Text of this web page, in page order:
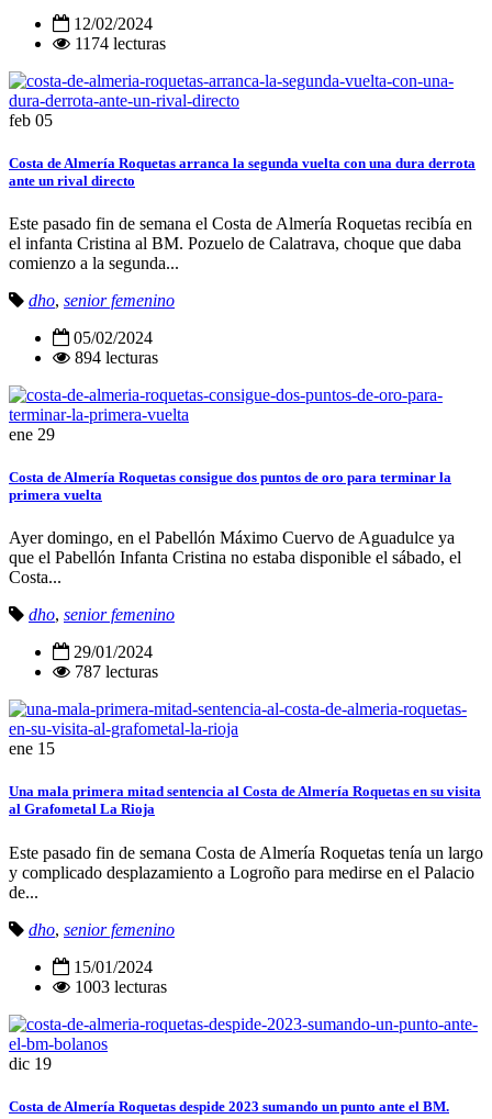
12/02/2024
1174 lecturas
feb 05
Costa de Almería Roquetas arranca la segunda vuelta con una dura derrota
ante un rival directo
Este pasado fin de semana el Costa de Almería Roquetas recibía en
el infanta Cristina al BM. Pozuelo de Calatrava, choque que daba
comienzo a la segunda...
dho, senior femenino
05/02/2024
894 lecturas
ene 29
Costa de Almería Roquetas consigue dos puntos de oro para terminar la
primera vuelta
Ayer domingo, en el Pabellón Máximo Cuervo de Aguadulce ya
que el Pabellón Infanta Cristina no estaba disponible el sábado, el
Costa...
dho, senior femenino
29/01/2024
787 lecturas
ene 15
Una mala primera mitad sentencia al Costa de Almería Roquetas en su visita
al Grafometal La Rioja
Este pasado fin de semana Costa de Almería Roquetas tenía un largo
y complicado desplazamiento a Logroño para medirse en el Palacio
de...
dho, senior femenino
15/01/2024
1003 lecturas
dic 19
Costa de Almería Roquetas despide 2023 sumando un punto ante el BM.